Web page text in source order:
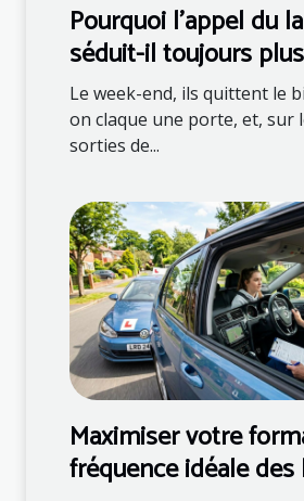
Pourquoi l’appel du
séduit-il toujours
?
Le week-end, ils quittent le
on claque une porte, et, sur
sorties de...
Maximiser votre
fréquence idéale